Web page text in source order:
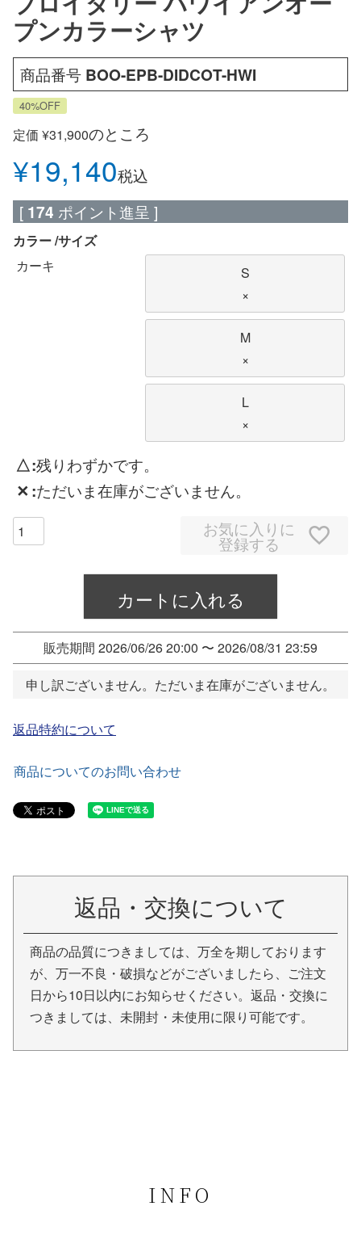
プンカラーシャツ
商品番号 BOO-EPB-DIDCOT-HWI
40%OFF
定価 ¥31,900のところ
¥19,140税込
[ 174 ポイント進呈 ]
カラー サイズ
カーキ
S
×
M
×
L
×
△ 残りわずかです。
✕ ただいま在庫がございません。
お気に入りに
登録する
カートに入れる
販売期間 2026/06/26 20:00 〜 2026/08/31 23:59
申し訳ございません。ただいま在庫がございません。
返品特約について
商品についてのお問い合わせ
返品・交換について
商品の品質につきましては、万全を期しております
が、万一不良・破損などがございましたら、ご注文
日から10日以内にお知らせください。返品・交換に
つきましては、未開封・未使用に限り可能です。
INFO